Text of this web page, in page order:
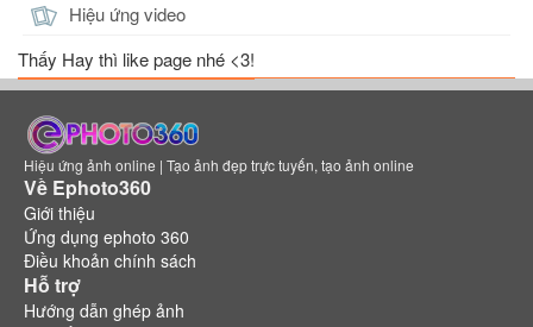
Hiệu ứng video
Thấy Hay thì like page nhé <3!
Hiệu ứng ảnh online | Tạo ảnh đẹp trực tuyến, tạo ảnh online
Về Ephoto360
Giới thiệu
Ứng dụng ephoto 360
Điều khoản chính sách
Hỗ trợ
Hướng dẫn ghép ảnh